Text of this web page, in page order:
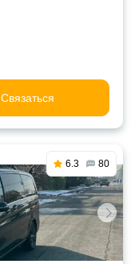
Связаться
6.3 80